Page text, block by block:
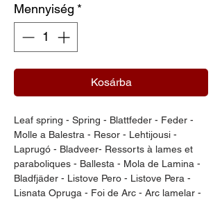
Mennyiség *
Kosárba
Leaf spring - Spring - Blattfeder - Feder -
Molle a Balestra - Resor - Lehtijousi -
Laprugó - Bladveer- Ressorts à lames et
paraboliques - Ballesta - Mola de Lamina -
Bladfjäder - Listove Pero - Listove Pera -
Lisnata Opruga - Foi de Arc - Arc lamelar -